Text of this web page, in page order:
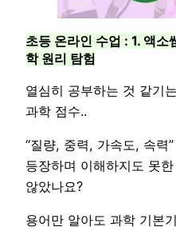
초등 온라인 수업 : 1. 액
학 원리 탐험
열심히 공부하는 것 같기
과학 점수..
“질량, 중력, 가속도, 속력
등장하며 이해하지도 못
않았나요?
용어만 알아도 과학 기본